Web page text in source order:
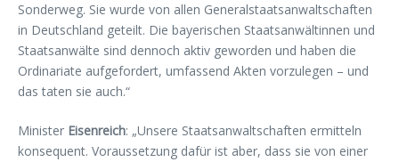
Sonderweg. Sie wurde von allen Generalstaatsanwaltschaften
in Deutschland geteilt. Die bayerischen Staatsanwältinnen und
Staatsanwälte sind dennoch aktiv geworden und haben die
Ordinariate aufgefordert, umfassend Akten vorzulegen – und
das taten sie auch.“
Minister Eisenreich: „Unsere Staatsanwaltschaften ermitteln
konsequent. Voraussetzung dafür ist aber, dass sie von einer